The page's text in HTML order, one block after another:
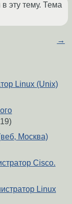
эту тему. Тема
→
Linux (Unix)
Москва)
Cisco.
Linux